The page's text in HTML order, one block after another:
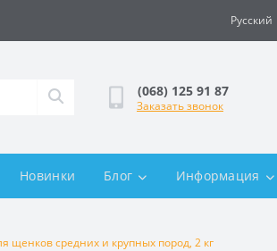
Русский
(068) 125 91 87
Заказать звонок
Новинки Блог Информация
средних и крупных пород, 2 кг